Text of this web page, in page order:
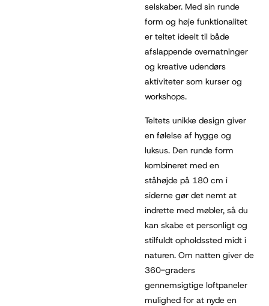
selskaber. Med sin runde
form og høje funktionalitet
er teltet ideelt til både
afslappende overnatninger
og kreative udendørs
aktiviteter som kurser og
workshops.
Teltets unikke design giver
en følelse af hygge og
luksus. Den runde form
kombineret med en
ståhøjde på 180 cm i
siderne gør det nemt at
indrette med møbler, så du
kan skabe et personligt og
stilfuldt opholdssted midt i
naturen. Om natten giver de
360-graders
gennemsigtige loftpaneler
mulighed for at nyde en